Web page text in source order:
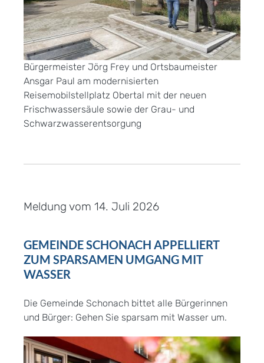
Bürgermeister Jörg Frey und Ortsbaumeister
Ansgar Paul am modernisierten
Reisemobilstellplatz Obertal mit der neuen
Frischwassersäule sowie der Grau- und
Schwarzwasserentsorgung
Meldung vom 14. Juli 2026
GEMEINDE SCHONACH APPELLIERT
ZUM SPARSAMEN UMGANG MIT
WASSER
Die Gemeinde Schonach bittet alle Bürgerinnen
und Bürger: Gehen Sie sparsam mit Wasser um.